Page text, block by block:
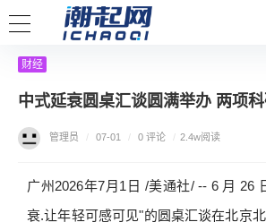
财经
中式延衰圆桌汇谈圆满举办 两项
管理员 / 07-01 / 0 评论 / 2.4w阅读
广州2026年7月1日 /美通社/ -- 6 月 26
衰.让年轻可感可见"的圆桌汇谈在北京